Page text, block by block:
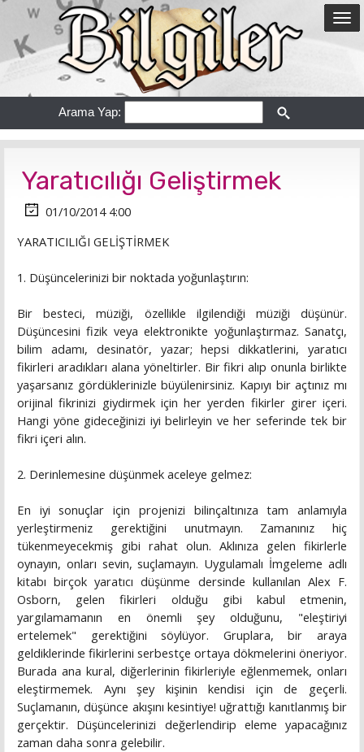
Arama Yap:
Yaratıcılığı Geliştirmek
01/10/2014 4:00
YARATICILIĞI GELİŞTİRMEK
1. Düşüncelerinizi bir noktada yoğunlaştırın:
Bir besteci, müziği, özellikle ilgilendiği müziği düşünür.
Düşüncesini fizik veya elektronikte yoğunlaştırmaz. Sanatçı,
bilim adamı, desinatör, yazar; hepsi dikkatlerini, yaratıcı
fikirleri aradıkları alana yöneltirler. Bir fikri alıp onunla birlikte
yaşarsanız gördüklerinizle büyülenirsiniz. Kapıyı bir açtınız mı
orijinal fikrinizi giydirmek için her yerden fikirler girer içeri.
Hangi yöne gideceğinizi iyi belirleyin ve her seferinde tek bir
fikri içeri alın.
2. Derinlemesine düşünmek aceleye gelmez:
En iyi sonuçlar için projenizi bilinçaltınıza tam anlamıyla
yerleştirmeniz gerektiğini unutmayın. Zamanınız hiç
tükenmeyecekmiş gibi rahat olun. Aklınıza gelen fikirlerle
oynayın, onları sevin, suçlamayın. Uygulamalı İmgeleme adlı
kitabı birçok yaratıcı düşünme dersinde kullanılan Alex F.
Osborn, gelen fikirleri olduğu gibi kabul etmenin,
yargılamamanın en önemli şey olduğunu, "eleştiriyi
ertelemek" gerektiğini söylüyor. Gruplara, bir araya
geldiklerinde fikirlerini serbestçe ortaya dökmelerini öneriyor.
Burada ana kural, diğerlerinin fikirleriyle eğlenmemek, onları
eleştirmemek. Aynı şey kişinin kendisi için de geçerli.
Suçlamanın, düşünce akışını kesintiye! uğrattığı kanıtlanmış bir
gerçektir. Düşüncelerinizi değerlendirip eleme yapacağınız
zaman daha sonra gelebilir.